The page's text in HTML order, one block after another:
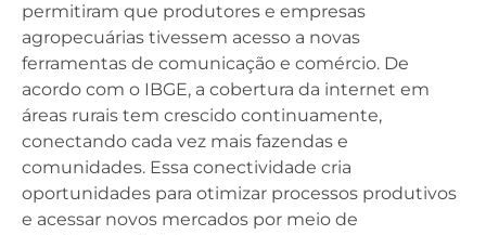
permitiram que produtores e empresas
agropecuárias tivessem acesso a novas
ferramentas de comunicação e comércio. De
acordo com o IBGE, a cobertura da internet em
áreas rurais tem crescido continuamente,
conectando cada vez mais fazendas e
comunidades. Essa conectividade cria
oportunidades para otimizar processos produtivos
e acessar novos mercados por meio de